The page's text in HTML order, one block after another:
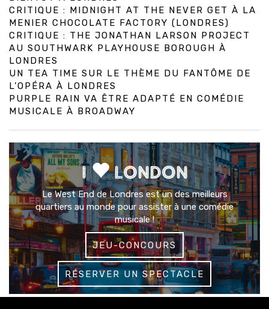
CRITIQUE : MIDNIGHT AT THE NEVER GET À LA
MENIER CHOCOLATE FACTORY (LONDRES)
CRITIQUE : THE JONATHAN LARSON PROJECT
AU SOUTHWARK PLAYHOUSE BOROUGH À
LONDRES
UN TEA TIME SUR LE THÈME DU FANTÔME DE
L’OPÉRA À LONDRES
PURPLE RAIN VA ÊTRE ADAPTÉ EN COMÉDIE
MUSICALE À BROADWAY
I LONDON
Le West End de Londres est un des meilleurs
quartiers au monde pour assister à une comédie
musicale !
JEU-CONCOURS
RÉSERVER UN SPECTACLE